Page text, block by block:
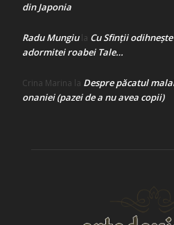
din Japonia
Radu Mungiula Cu Sfinții
adormitei roabei Tale…
Crina Marina la Despre păcatul
onaniei (pazei de a nu avea copii)